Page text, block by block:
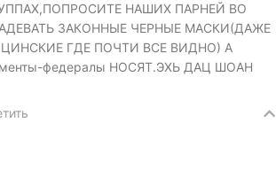
НАШИХ ПАРНЕЙ ВО
ЗАКОННЫЕ ЧЕРНЫЕ МАСКИ(ДАЖЕ
ГДЕ ПОЧТИ ВСЕ ВИДНО) А
федералы НОСЯТ.ЭХЬ ДАЦ ШОАН